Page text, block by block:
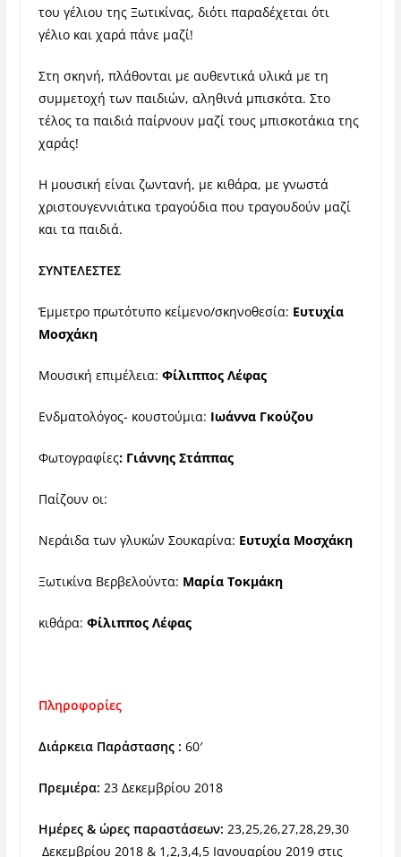
του γέλιου της Ξωτικίνας, διότι παραδέχεται ότι
γέλιο και χαρά πάνε μαζί!
Στη σκηνή, πλάθονται με αυθεντικά υλικά με τη
συμμετοχή των παιδιών, αληθινά μπισκότα. Στο
τέλος τα παιδιά παίρνουν μαζί τους μπισκοτάκια της
χαράς!
Η μουσική είναι ζωντανή, με κιθάρα, με γνωστά
χριστουγεννιάτικα τραγούδια που τραγουδούν μαζί
και τα παιδιά.
ΣΥΝΤΕΛΕΣΤΕΣ
Έμμετρο πρωτότυπο κείμενο/σκηνοθεσία: Ευτυχία
Μοσχάκη
Μουσική επιμέλεια: Φίλιππος Λέφας
Ενδματολόγος- κουστούμια: Ιωάννα Γκούζου
Φωτογραφίες: Γιάννης Στάππας
Παίζουν οι:
Νεράιδα των γλυκών Σουκαρίνα: Ευτυχία Μοσχάκη
Ξωτικίνα Βερβελούντα: Μαρία Τοκμάκη
κιθάρα: Φίλιππος Λέφας
Πληροφορίες
Διάρκεια Παράστασης : 60′
Πρεμιέρα: 23 Δεκεμβρίου 2018
Ημέρες & ώρες παραστάσεων: 23,25,26,27,28,29,30
Δεκεμβρίου 2018 & 1 ,2,3,4,5 Ιανουαρίου 2019 στις